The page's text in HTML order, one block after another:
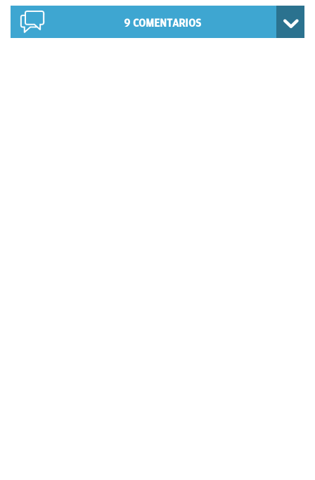
9 COMENTARIOS